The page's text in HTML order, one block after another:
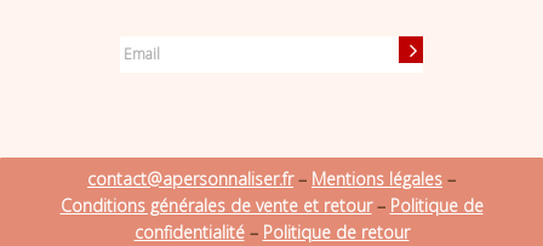
contact@apersonnaliser.fr– Mentions légales –
Conditions générales de vente et retour– Politique de
confidentialité– Politique de retour